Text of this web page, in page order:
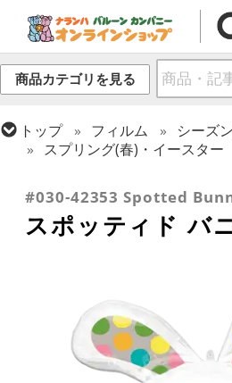
商品カテゴリを見る
トップ フィルム
シーズ
スプリング(春)・イースター
#030-42353 Spotted
スポッティド バ